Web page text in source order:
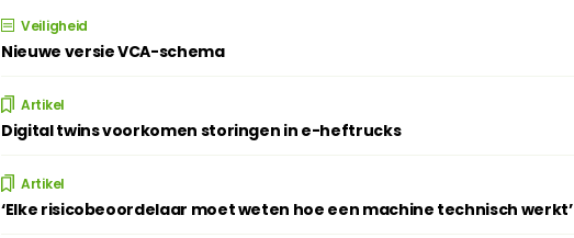
Veiligheid
Nieuwe versie VCA-schema
Artikel
Digital twins voorkomen storingen in e-heftrucks
Artikel
‘Elke risicobeoordelaar moet weten hoe een machine technisch werkt’